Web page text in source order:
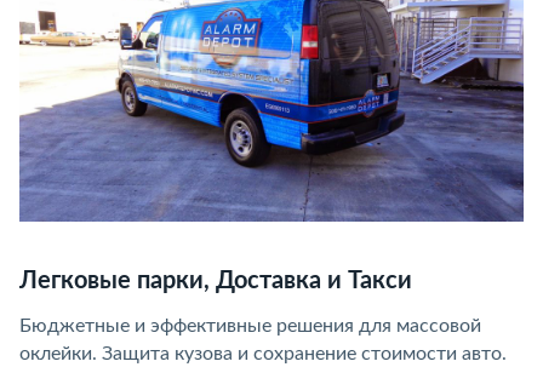
Легковые парки, Доставка и Такси
Бюджетные и эффективные решения для массовой
оклейки. Защита кузова и сохранение стоимости авто.